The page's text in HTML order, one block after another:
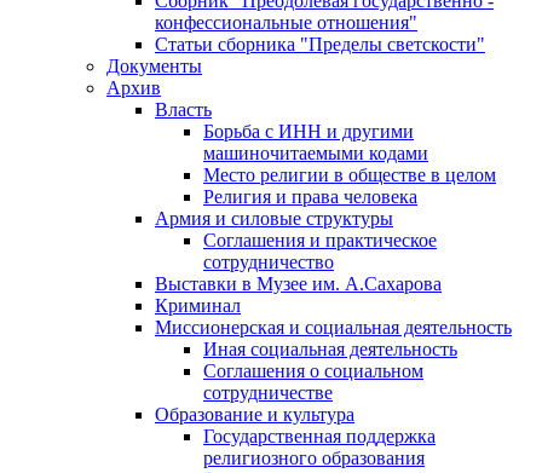
конфессиональные отношения"
Статьи сборника "Пределы светскости"
Документы
Архив
Власть
Борьба с ИНН и другими
машиночитаемыми кодами
Место религии в обществе в целом
Религия и права человека
Армия и силовые структуры
Соглашения и практическое
сотрудничество
Выставки в Музее им. А.Сахарова
Криминал
Миссионерская и социальная деятельность
Иная социальная деятельность
Соглашения о социальном
сотрудничестве
Образование и культура
Государственная поддержка
религиозного образования